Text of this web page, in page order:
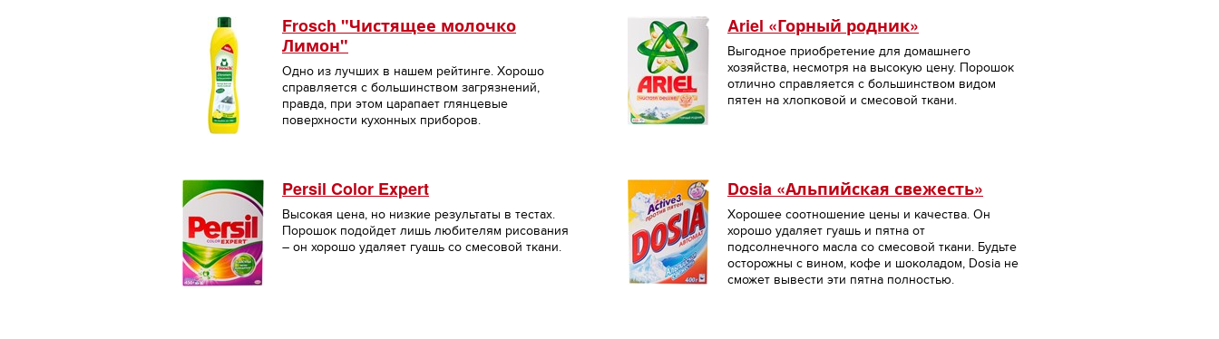
Frosch "Чистящее молочко
Лимон"
Одно из лучших в нашем рейтинге. Хорошо
справляется с большинством загрязнений,
правда, при этом царапает глянцевые
поверхности кухонных приборов.
Ariel «Горный родник»
Выгодное приобретение для домашнего
хозяйства, несмотря на высокую цену. Порошок
отлично справляется с большинством видом
пятен на хлопковой и смесовой ткани.
Persil Color Expert
Высокая цена, но низкие результаты в тестах.
Порошок подойдет лишь любителям рисования
– он хорошо удаляет гуашь со смесовой ткани.
Dosia «Альпийская свежесть»
Хорошее соотношение цены и качества. Он
хорошо удаляет гуашь и пятна от
подсолнечного масла со смесовой ткани. Будьте
осторожны с вином, кофе и шоколадом, Dosia не
сможет вывести эти пятна полностью.